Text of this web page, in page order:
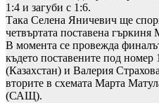
1:4 и загуби с 1:6.
Така Селена Яничевич ще
четвъртата поставена гъркиня
В момента се провежда
където поставените под
(Казахстан) и Валерия
вторите в схемата Марта
(САЩ).